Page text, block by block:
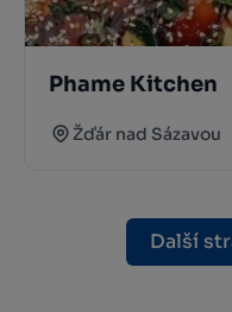
Phame Kitchen
Žďár nad Sázavou
Další